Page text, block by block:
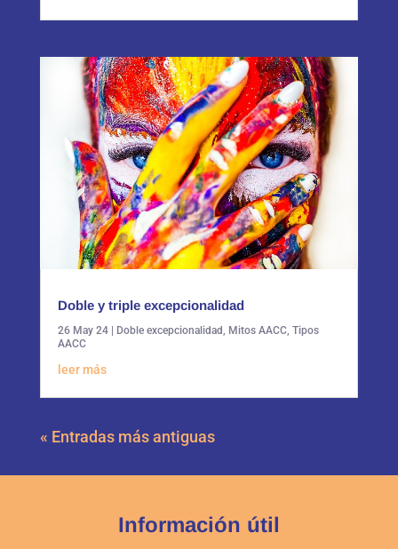
Doble y triple excepcionalidad
26 May 24| Doble excepcionalidad, Mitos AACC, Tipos
AACC
leer más
« Entradas más antiguas
Información útil